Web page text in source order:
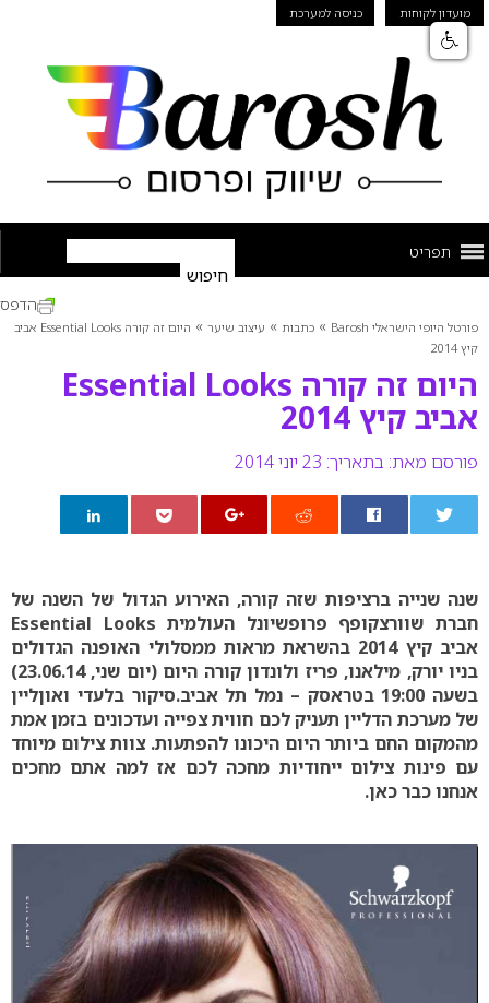
מועדון לקוחות כניסה למערכת
תפריט
פורטל היופי הישראלי Barosh » כתבות » עיצוב שיער »
היום זה קורה Essential Looks אביב
קיץ 2014
היום זה קורה Essential Looks
אביב קיץ 2014
פורסם מאת: בתאריך: 23 יוני 2014
הדפס
שנה שנייה ברציפות שזה קורה, האירוע הגדול של השנה של
חברת שוורצקופף פרופשיונל העולמית Essential Looks
אביב קיץ 2014 בהשראת מראות ממסלולי האופנה הגדולים
בניו יורק, מילאנו, פריז ולונדון קורה היום (יום שני, 23.06.14)
בשעה 19:00 בטראסק – נמל תל אביב.סיקור בלעדי ואוןליין
של מערכת הדליין תעניק לכם חווית צפייה ועדכונים בזמן אמת
מהמקום החם ביותר היום היכונו להפתעות. צוות צילום מיוחד
עם פינות צילום ייחודיות מחכה לכם אז למה אתם מחכים
אנחנו כבר כאן.